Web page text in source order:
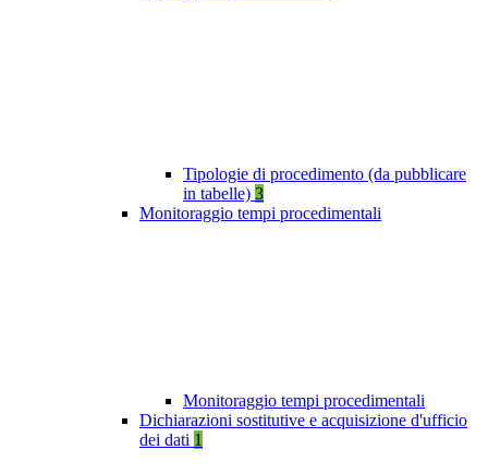
Tipologie di procedimento (da pubblicare
in tabelle) 3
Monitoraggio tempi procedimentali
Monitoraggio tempi procedimentali
Dichiarazioni sostitutive e acquisizione d'ufficio
dei dati 1